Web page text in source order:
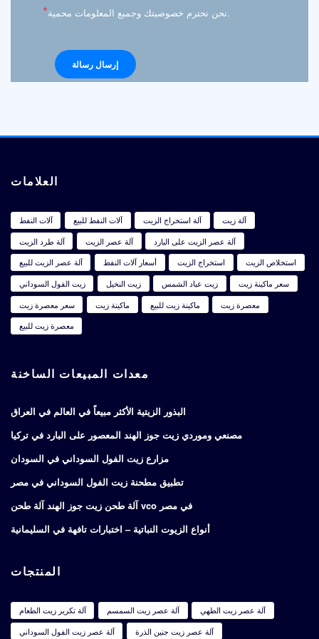
* نحن نحترم خصوصيتك وجميع المعلومات محمية.
العلامات
آلات النفط آلات النفط للبيع آلة استخراج الزيت
آلة زيت
آلة طرد الزيت
آلة عصر الزيت
آلة عصر الزيت على البارد
آلة عصر الزيت للبيع
أسعار آلات النفط استخراج الزيت
استخلاص الزيت
زيت الفول السوداني
زيت النخيل زيت عباد الشمس
سعر ماكينة زيت
سعر معصرة زيت
ماكينة زيت ماكينة زيت للبيع
معصرة زيت
معصرة زيت للبيع
معدات المبيعات الساخنة
البذور الزيتية الأكثر مبيعاً في العالم في العراق
مصنعي وموردي زيت جوز الهند المعصور على البارد في تركيا
مزارع زيت الفول السوداني في السودان
تطبيق مطحنة زيت الفول السوداني في مصر
آلة طحن زيت جوز الهند آلة طحن vco في مصر
أنواع الزيوت النباتية – اختبارات تافهة في السليمانية
المنتجات
آلة تكرير زيت الطعام آلة عصر زيت السمسم
آلة عصر زيت الطهي
آلة عصر زيت الفول السوداني
آلة عصر زيت جنين الذرة